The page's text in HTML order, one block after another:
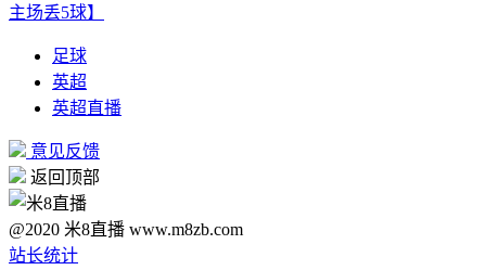
主场丢5球】
足球
英超
英超直播
意见反馈
返回顶部
@2020 米8直播 www.m8zb.com
站长统计